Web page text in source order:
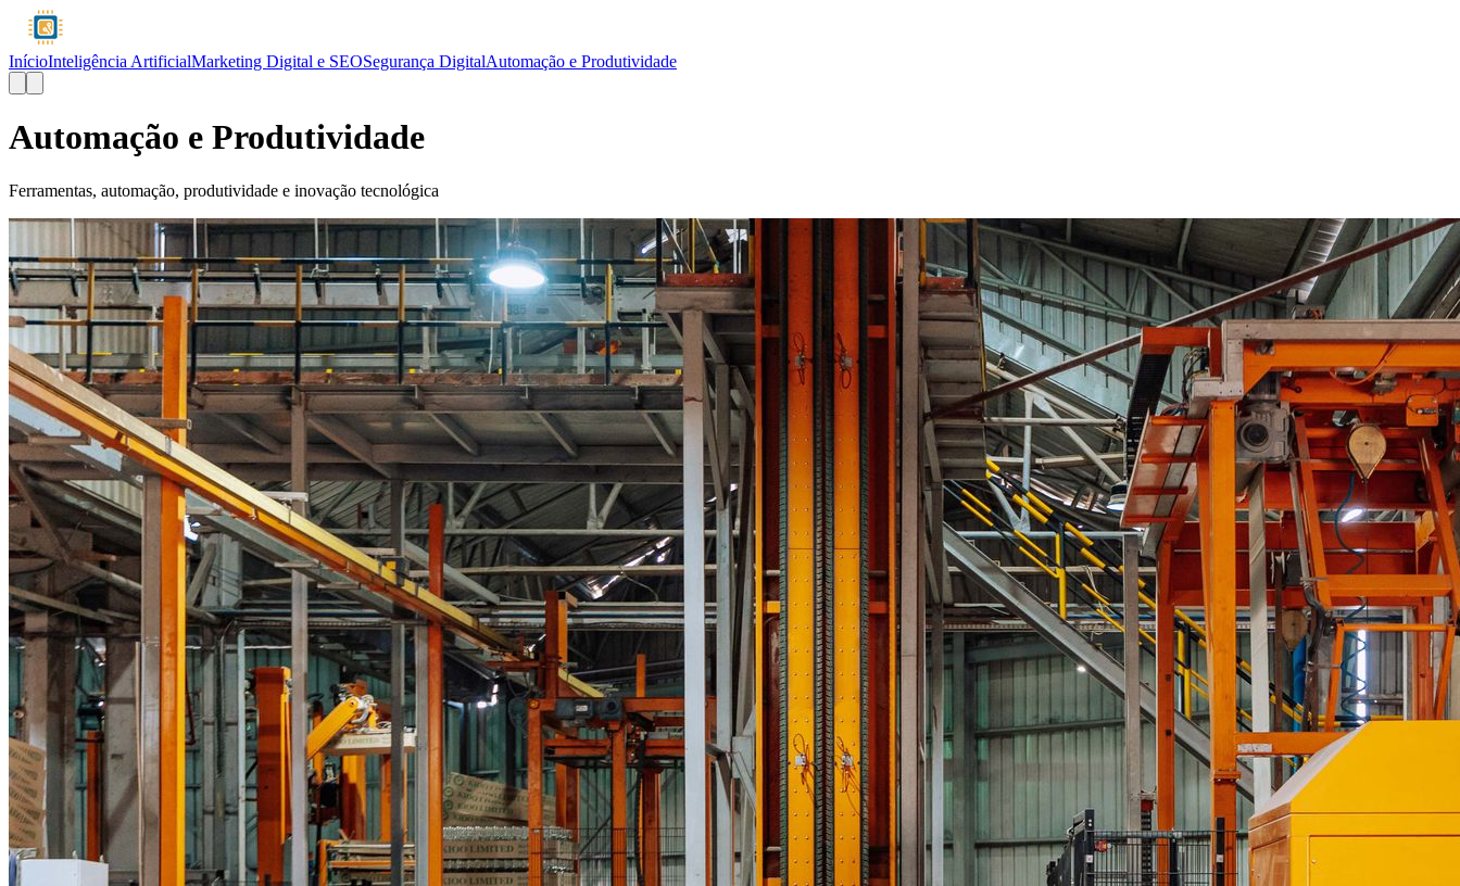
InícioInteligência ArtificialMarketing Digital e SEOSegurança DigitalAutomação e Produtividade
Automação e Produtividade
Ferramentas, automação, produtividade e inovação tecnológica